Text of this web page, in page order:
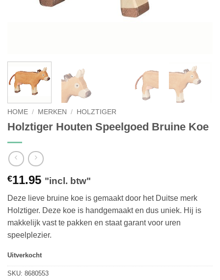
HOME / MERKEN / HOLZTIGER
Holztiger Houten Speelgoed Bruine Koe
€11.95 "incl. btw"
Deze lieve bruine koe is gemaakt door het Duitse merk
Holztiger. Deze koe is handgemaakt en dus uniek. Hij is
makkelijk vast te pakken en staat garant voor uren
speelplezier.
Uitverkocht
SKU: 8680553